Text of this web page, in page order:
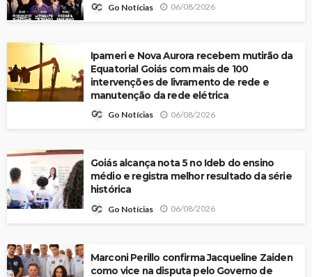
Go Notícias 06/08/2026
Ipameri e Nova Aurora recebem mutirão da
Equatorial Goiás com mais de 100
intervenções de livramento de rede e
manutenção da rede elétrica
Go Notícias 06/08/2026
Goiás alcança nota 5 no Ideb do ensino
médio e registra melhor resultado da série
histórica
Go Notícias 06/08/2026
Marconi Perillo confirma Jacqueline Zaiden
como vice na disputa pelo Governo de